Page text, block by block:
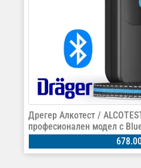
Дрегер Алкотест /
професионален модел с